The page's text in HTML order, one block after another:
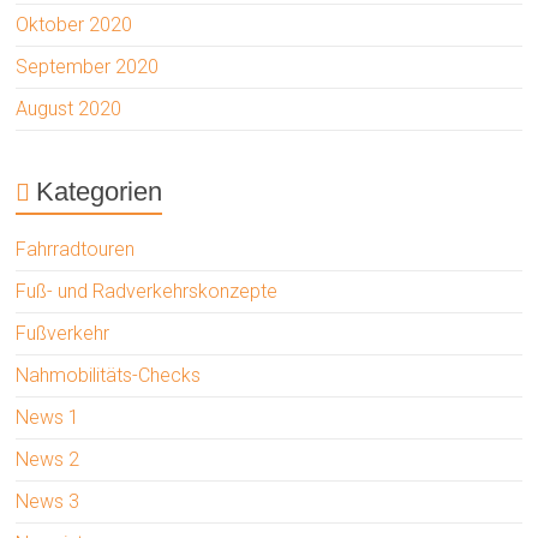
Oktober 2020
September 2020
August 2020
Kategorien
Fahrradtouren
Fuß- und Radverkehrskonzepte
Fußverkehr
Nahmobilitäts-Checks
News 1
News 2
News 3